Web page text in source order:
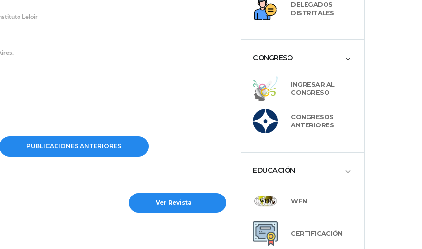
DELEGADOS
DISTRITALES
CONGRESO
INGRESAR AL
CONGRESO
CONGRESOS
ANTERIORES
EDUCACIÓN
WFN
CERTIFICACIÓN
Leloir
PUBLICACIONES ANTERIORES
Ver Revista